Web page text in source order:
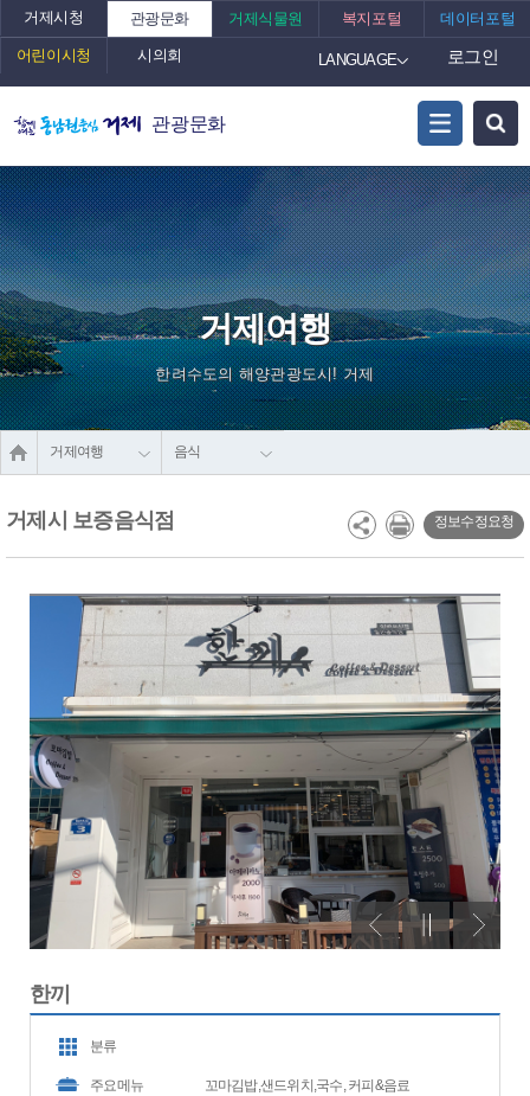
거제시청 관광문화 거제식물원 복지포털 데이터포털
어린이시청 시의회 LANGUAGE 로그인
관광문화
거제여행
한려수도의 해양관광도시! 거제
거제여행 음식
거제시 보증음식점 정보수정요청
한끼
분류
주요메뉴 꼬마김밥,샌드위치,국수, 커피&음료